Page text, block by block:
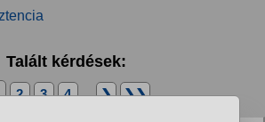
Talált kérdések:
2 3 4 ... ❯ ❯❯